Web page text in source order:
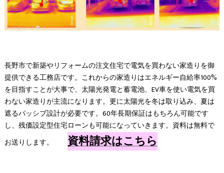
長野市で新築やリフォームの注文住宅で電気を買わない家造りを御
提供できる工務店です。これからの家造りはエネルギー自給率100%
を目指すことが大事で、太陽光発電と蓄電池、EV車を使い電気を買
わない家造りが主流になります。更に太陽光を冬は取り込み、夏は
遮るパッシブ設計が必要です。60年長期保証はもちろん可能です
し、残価設定型住宅ローンも可能になっていきます。資料は無料で
お送りします。 資料請求はこちら